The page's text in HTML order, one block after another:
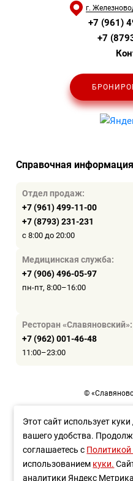
г.
+7 (961)
+7
Справочная информация
Отдел продаж:
+7 (961) 499-11-00
+7 (8793) 231-231
с 8:00 до 20:00
Медицинская служба:
+7 (906) 496-05-97
пн-пт, 8:00–16:00
Ресторан «Славяновский»:
+7 (962) 001-46-48
11:00–23:00
©
Политика
Разработка
Этот сайт использует
вашего удобства.
соглашаетесь с Политикой
использованием куки.
аналитики Яндекс